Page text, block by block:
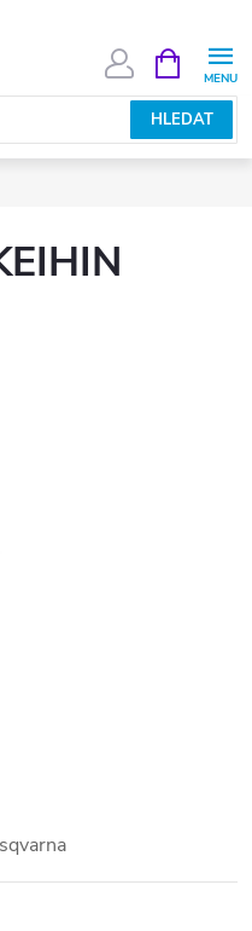
HLEDAT
NÁKUPNÍ
KOŠÍK